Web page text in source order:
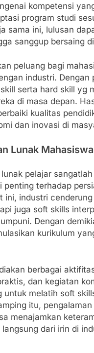
kompetensi
program studi
sama ini, lulusan
sanggup bersaing
peluang bagi
industri.
serta hard skill yg
di masa depan.
kualitas
dan inovasi di
Lunak Mahasiswa
pelajar
terhadap
ini, industri
juga soft skills
Dengan
kurikulum
berbagai
dan kegiatan
untuk melatih soft
itu,
menajamkan
dari irin di